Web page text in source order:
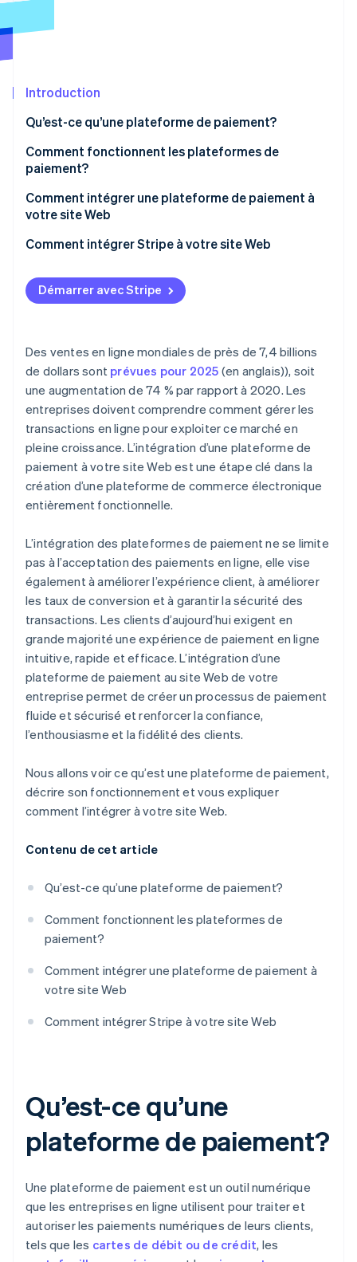
Constitution d'une entreprise
Identity
Stripe Sessions 2026
Découvrez comment Stripe construit l’infrastructure
Regarder
Stripe App Marketplace
Introduction
Qu’est-ce qu’une plateforme de paiement?
Comment fonctionnent les plateformes de
paiement?
Comment intégrer une plateforme de paiement à
votre site Web
1. Choisissez une plateforme de paiement
2. Configurez un compte marchand
3. Obtenez des clés API
Web
5. Testez la plateforme de paiement
6. Mettez en production
Comment intégrer Stripe à votre site Web
1. Créez un compte Stripe
2. Obtenez des clés API
4. Intégrez Stripe à votre site Web
5. Configurez un point de terminaison côté serveur
6. Collectez les informations de paiement côté
client
7. Envoyez les informations de paiement à votre
serveur
8. Traitez le paiement côté serveur
9. Gérez la réponse et mettez à jour votre site Web
10. Gérez les erreurs et les cas extrêmes
11. Testez l’intégration
12. Mettez en production
Démarrer avec Stripe
Des ventes en ligne mondiales de près de 7,4 billions
de dollars sont prévues pour 2025 (en anglais)), soit
une augmentation de 74 % par rapport à 2020. Les
entreprises doivent comprendre comment gérer les
transactions en ligne pour exploiter ce marché en
pleine croissance. L’intégration d’une plateforme de
paiement à votre site Web est une étape clé dans la
création d’une plateforme de commerce électronique
entièrement fonctionnelle.
L’intégration des plateformes de paiement ne se limite
pas à l’acceptation des paiements en ligne, elle vise
également à améliorer l’expérience client, à améliorer
les taux de conversion et à garantir la sécurité des
transactions. Les clients d’aujourd’hui exigent en
grande majorité une expérience de paiement en ligne
intuitive, rapide et efficace. L’intégration d’une
plateforme de paiement au site Web de votre
entreprise permet de créer un processus de paiement
fluide et sécurisé et renforcer la confiance,
l’enthousiasme et la fidélité des clients.
Nous allons voir ce qu’est une plateforme de paiement,
décrire son fonctionnement et vous expliquer
comment l’intégrer à votre site Web.
Contenu de cet article
Qu’est-ce qu’une plateforme de paiement?
Comment fonctionnent les plateformes de
paiement?
Comment intégrer une plateforme de paiement à
votre site Web
Comment intégrer Stripe à votre site Web
Qu’est-ce qu’une
plateforme de paiement?
Une plateforme de paiement est un outil numérique
que les entreprises en ligne utilisent pour traiter et
autoriser les paiements numériques de leurs clients,
tels que les cartes de débit ou de crédit, les